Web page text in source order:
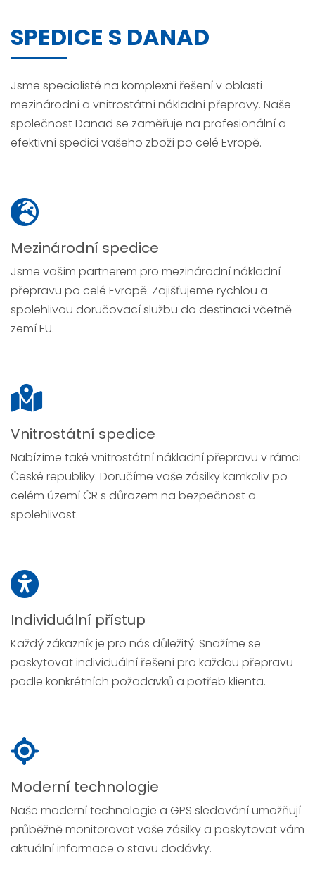
SPEDICE S DANAD
Jsme specialisté na komplexní řešení v oblasti
mezinárodní a vnitrostátní nákladní přepravy. Naše
společnost Danad se zaměřuje na profesionální a
efektivní spedici vašeho zboží po celé Evropě.
Mezinárodní spedice
Jsme vaším partnerem pro mezinárodní nákladní
přepravu po celé Evropě. Zajišťujeme rychlou a
spolehlivou doručovací službu do destinací včetně
zemí EU.
Vnitrostátní spedice
Nabízíme také vnitrostátní nákladní přepravu v rámci
České republiky. Doručíme vaše zásilky kamkoliv po
celém území ČR s důrazem na bezpečnost a
spolehlivost.
Individuální přístup
Každý zákazník je pro nás důležitý. Snažíme se
poskytovat individuální řešení pro každou přepravu
podle konkrétních požadavků a potřeb klienta.
Moderní technologie
Naše moderní technologie a GPS sledování umožňují
průběžně monitorovat vaše zásilky a poskytovat vám
aktuální informace o stavu dodávky.